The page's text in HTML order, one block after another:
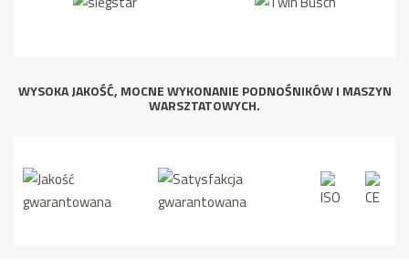
WYSOKA JAKOŚĆ, MOCNE WYKONANIE PODNOŚNIKÓW I MASZYN
WARSZTATOWYCH.